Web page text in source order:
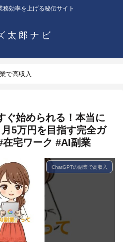
務効率を上げる秘伝サイト
太 郎 ナ ビ
で高収入
ぐ始められる！本当に
5万円を目指す完全ガ
宅ワーク #AI副業
ChatGPTの副業で高収入